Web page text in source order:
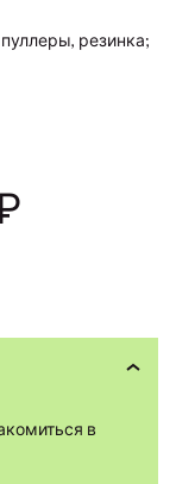
резинка;
в